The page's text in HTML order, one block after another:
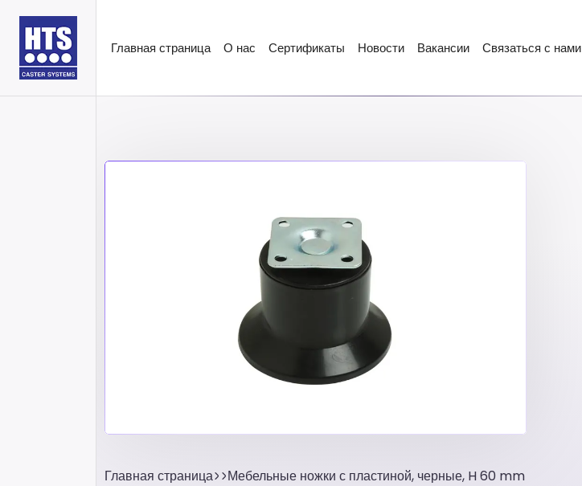
Главная страница О нас Сертификаты Новости Вакансии Связаться с нами
Главная страница Мебельные ножки с пластиной, черные, H 60 mm